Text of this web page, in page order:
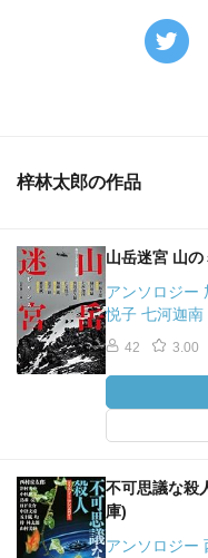
梓林太郎の作品
山岳迷宮 山
アンソロジー
悦子 七河迦南
42 3.00
不可思議な殺
庫)
アンソロジー